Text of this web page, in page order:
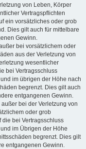
von Leben, Körper
Vertragspflichten
ein vorsätzliches oder grob
Dies gilt auch für mittelbare
Gewinn.
bei vorsätzlichem oder
aus der Verletzung von
wesentlicher
bei Vertragsschluss
im übrigen der Höhe nach
begrenzt. Dies gilt auch
entgangenen Gewinn.
bei der Verletzung von
oder grob
die bei Vertragsschluss
im Übrigen der Höhe
begrenzt. Dies gilt
entgangenen Gewinn.